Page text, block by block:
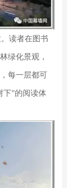
读者在图书
绿化景观，
每一层都可
下”的阅读体